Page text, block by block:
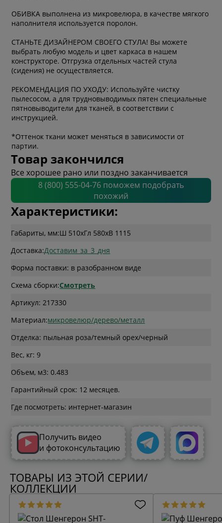
ОБИВКА выполнена из микровелюра, в качестве мягкого
наполнителя используется поролон.
СТАНЬТЕ ДИЗАЙНЕРОМ СВОЕГО СТУЛА! Вы можете
выбрать любую модель и цвет каркаса в нашем
конструкторе. Отгрузка отдельных частей стула
(сидения) не осуществляется.
РЕКОМЕНДАЦИЯ ПО УХОДУ: Используйте чистку
пылесосом, а для трудновыводимых пятен специальные
пятновыводители для тканей, в соответствии с
инструкцией.
*Оттенок ткани может меняться в зависимости от
партии.
Товар закончился
Все хорошее рано или поздно заканчивается
8 (800) 555-04-76 поможем подобрать
похожий
Характеристики:
Габариты, мм:Ш 510xГл 580xВ 1115
Доставка:Доставим_за_3_дня
Форма поставки: в разобранном виде
Схема сборки:Смотреть
Артикул: 217330
Материал:микровелюр/дерево/металл
Отделка: пыльная роза/темный орех/черный
Вес, кг: 9
Объем, м3: 0.483
Гарантийный срок: 12 месяцев.
Где посмотреть: интернет-магазин
Получить видео
и фотоконсультацию
ТОВАРЫ ИЗ ЭТОЙ СЕРИИ/
КОЛЛЕКЦИИ